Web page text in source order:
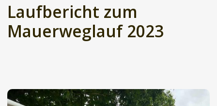
Laufbericht zum
Mauerweglauf 2023